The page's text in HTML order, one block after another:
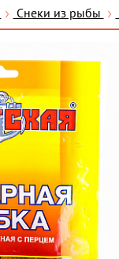
Снеки из рыбы